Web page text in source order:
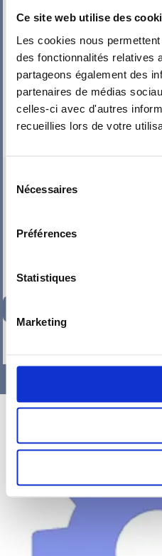
Ce site web utilise des
Les cookies nous
des fonctionnalités relatives
partageons également des
partenaires de médias
celles-ci avec d'autres
recueillies lors de votre
Nécessaires
Préférences
Statistiques
Marketing